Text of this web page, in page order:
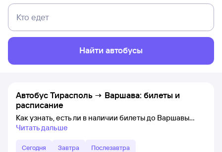
Кто едет
Найти автобусы
Автобус Тирасполь → Варшава: билеты и
расписание
Как узнать, есть ли в наличии билеты до Варшавы
Читать дальше
Сегодня Завтра Послезавтра